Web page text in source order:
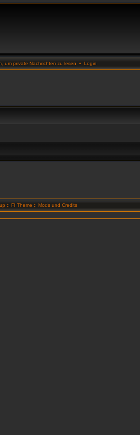
um private Nachrichten zu lesen • Login
:: FI Theme :: Mods und Credits